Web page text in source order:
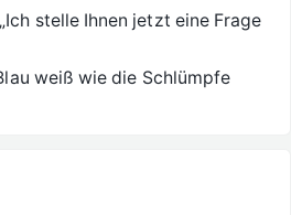
stelle Ihnen jetzt eine Frage
weiß wie die Schlümpfe